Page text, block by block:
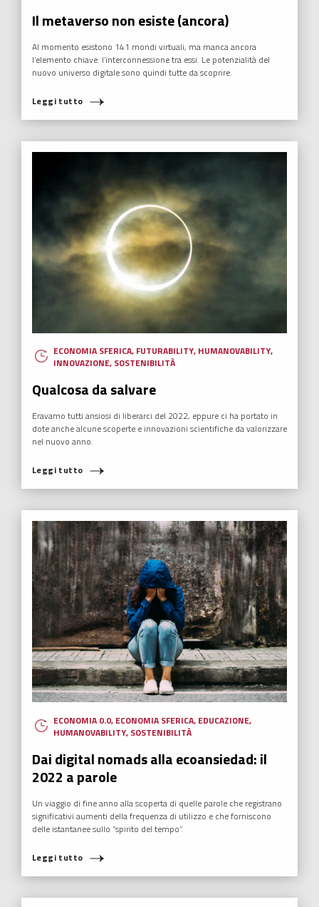
Il metaverso non esiste (ancora)
Al momento esistono 141 mondi virtuali, ma manca ancora
l’elemento chiave: l’interconnessione tra essi. Le potenzialità del
nuovo universo digitale sono quindi tutte da scoprire.
Leggi tutto
ECONOMIA SFERICA, FUTURABILITY, HUMANOVABILITY,
INNOVAZIONE, SOSTENIBILITÀ
Qualcosa da salvare
Eravamo tutti ansiosi di liberarci del 2022, eppure ci ha portato in
dote anche alcune scoperte e innovazioni scientifiche da valorizzare
nel nuovo anno.
Leggi tutto
ECONOMIA 0.0, ECONOMIA SFERICA, EDUCAZIONE,
HUMANOVABILITY, SOSTENIBILITÀ
Dai digital nomads alla ecoansiedad: il
2022 a parole
Un viaggio di fine anno alla scoperta di quelle parole che registrano
significativi aumenti della frequenza di utilizzo e che forniscono
delle istantanee sullo “spirito del tempo”.
Leggi tutto